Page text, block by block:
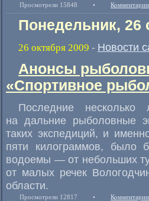
Просмотрели 15848 •
Понедельник, 26
26 октября 2009 - Новости
Анонсы
«Спортивное
Последние несколько
на дальние рыболовные
таких экспедиций, и
пяти килограммов, было
водоемы — от небольших
от малых речек
области.
Просмотрели 12817 •